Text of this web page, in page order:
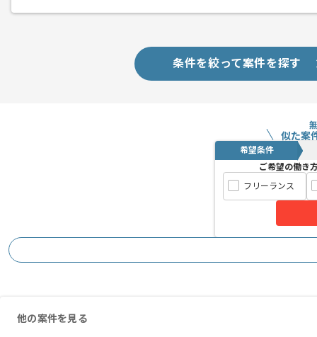
条件を絞って案件を探す
似た案
希望条件
ご希望の働き
フリーランス
他の案件を見る